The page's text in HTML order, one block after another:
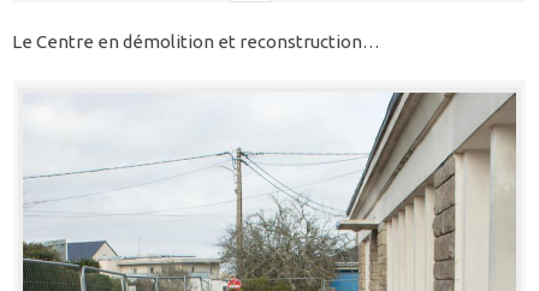
Le Centre en démolition et reconstruction…